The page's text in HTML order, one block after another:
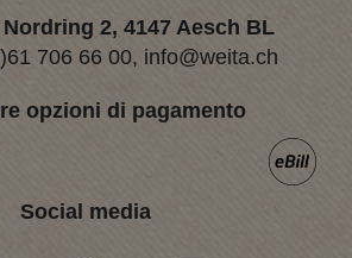
2, 4147 Aesch BL
706 66 00, info@weita.ch
opzioni di pagamento
Social media